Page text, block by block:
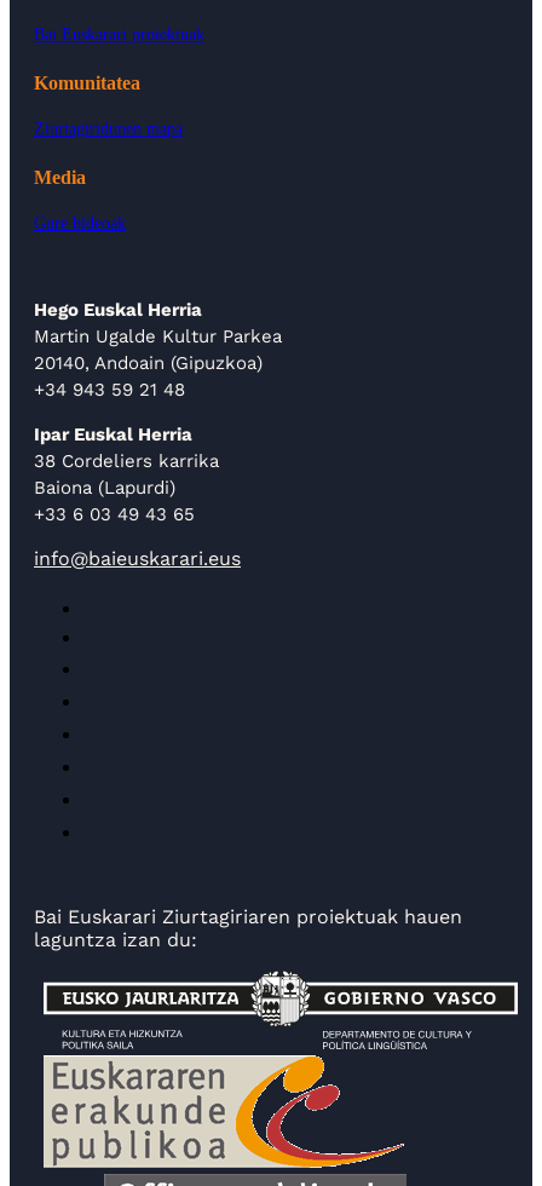
Bai Euskarari proiektuak
Komunitatea
Ziurtagiridunen mapa
Media
Gure bideoak
Hego Euskal Herria
Martin Ugalde Kultur Parkea
20140, Andoain (Gipuzkoa)
+34 943 59 21 48
Ipar Euskal Herria
38 Cordeliers karrika
Baiona (Lapurdi)
+33 6 03 49 43 65
info@baieuskarari.eus
Bai Euskarari Ziurtagiriaren proiektuak hauen
laguntza izan du: